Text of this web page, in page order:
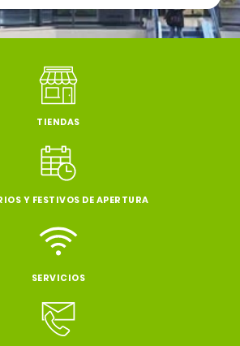
TIENDAS
Y FESTIVOS DE APERTURA
SERVICIOS